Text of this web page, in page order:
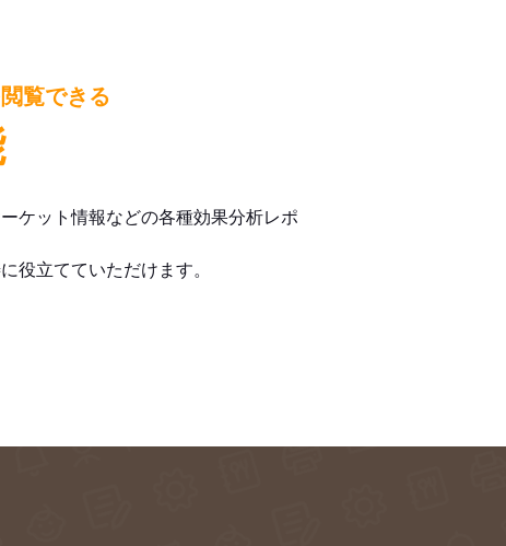
覧できる
ケット情報などの各種効果分析レポ
役立てていただけます。